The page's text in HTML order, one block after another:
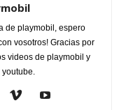
de playmobil, espero
vosotros! Gracias por
videos de playmobil y